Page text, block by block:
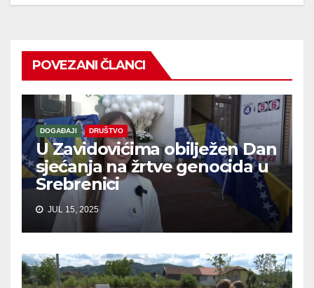
POVEZANI ČLANCI
DOGAĐAJI DRUŠTVO
U Zavidovićima obilježen Dan
sjećanja na žrtve genocida u
Srebrenici
JUL 15, 2025